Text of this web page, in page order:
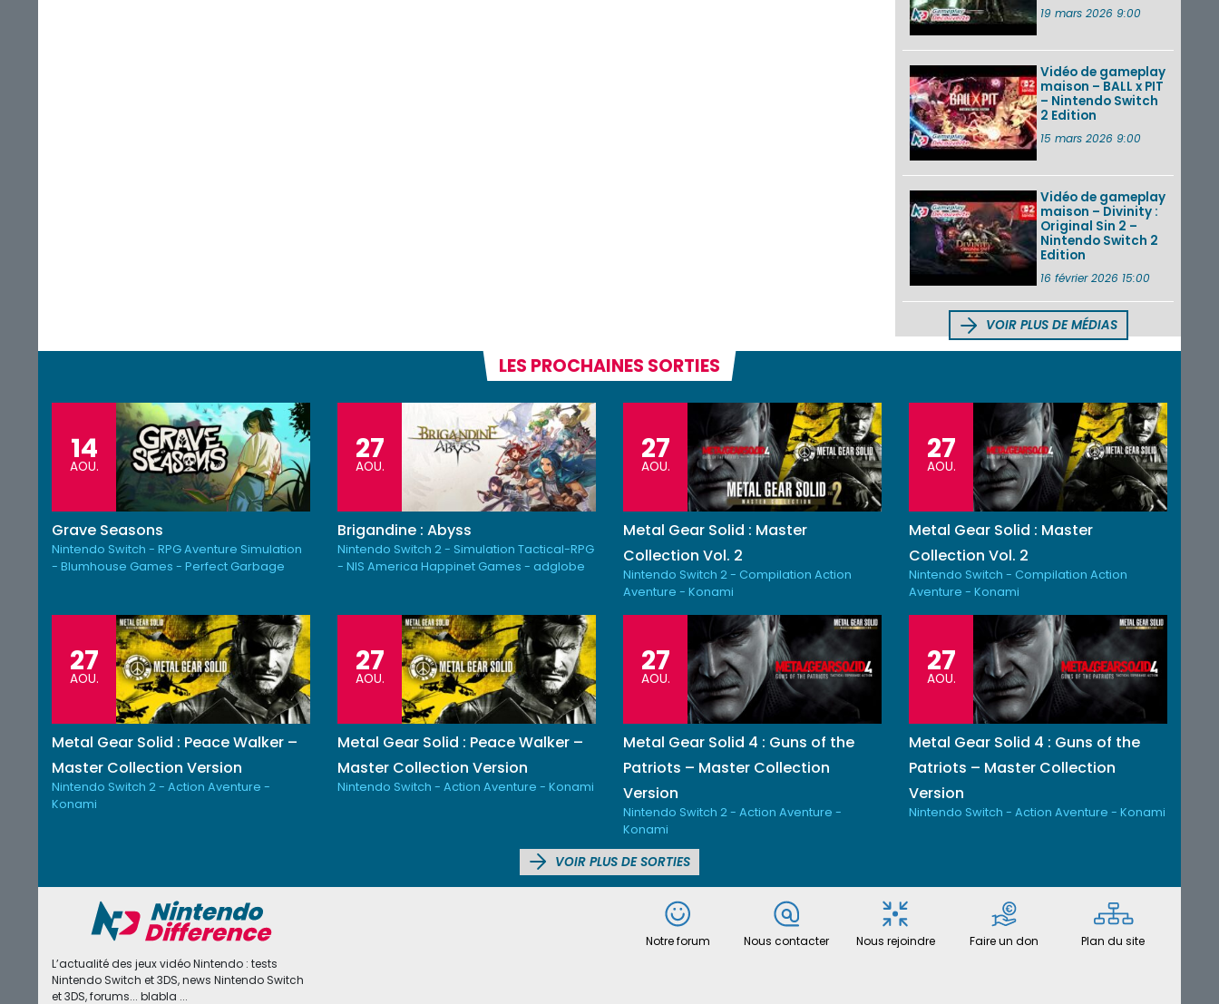
19 mars 2026 9:00
Vidéo de gameplay
maison – BALL x PIT
– Nintendo Switch
2 Edition
15 mars 2026 9:00
Vidéo de gameplay
maison – Divinity :
Original Sin 2 –
Nintendo Switch 2
Edition
16 février 2026 15:00
VOIR PLUS DE MÉDIAS
LES PROCHAINES SORTIES
14
AOU.
Grave Seasons
Nintendo Switch - RPG Aventure Simulation
- Blumhouse Games - Perfect Garbage
27
AOU.
Brigandine : Abyss
Nintendo Switch 2 - Simulation Tactical-RPG
- NIS America Happinet Games - adglobe
27
AOU.
Metal Gear Solid : Master
Collection Vol. 2
Nintendo Switch 2 - Compilation Action
Aventure - Konami
27
AOU.
Metal Gear Solid : Master
Collection Vol. 2
Nintendo Switch - Compilation Action
Aventure - Konami
27
AOU.
Metal Gear Solid : Peace Walker –
Master Collection Version
Nintendo Switch 2 - Action Aventure -
Konami
27
AOU.
Metal Gear Solid : Peace Walker –
Master Collection Version
Nintendo Switch - Action Aventure - Konami
27
AOU.
Metal Gear Solid 4 : Guns of the
Patriots – Master Collection
Version
Nintendo Switch 2 - Action Aventure -
Konami
27
AOU.
Metal Gear Solid 4 : Guns of the
Patriots – Master Collection
Version
Nintendo Switch - Action Aventure - Konami
VOIR PLUS DE SORTIES
L’actualité des jeux vidéo Nintendo : tests
Nintendo Switch et 3DS, news Nintendo Switch
et 3DS, forums... blabla ...
Notre forum Nous contacter Nous rejoindre Faire un don Plan du site